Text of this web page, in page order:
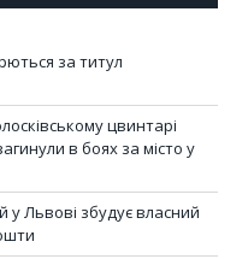
за титул
цвинтарі
в боях за місто у
у Львові збудує власний